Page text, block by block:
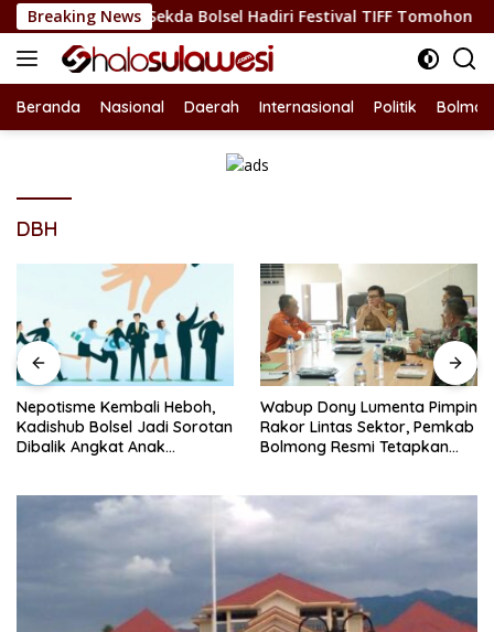
Langsung
ke
konten
Breaking News
Budaya, Sekda Bolsel Hadiri Festival TIFF Tomohon
Beranda Nasional Daerah Internasional Politik
DBH
Nepotisme Kembali Heboh,
Kadishub Bolsel Jadi Sorotan
Dibalik Angkat Anak
Wabup Dony Lumenta Pimpin
Rakor Lintas Sektor, Pemkab
Bolmong Resmi Tetapkan